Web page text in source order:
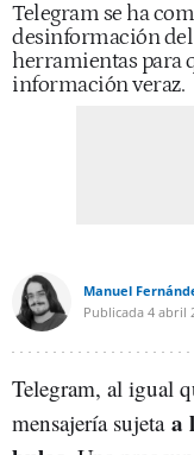
Telegram se ha
desinformación
herramientas para
información veraz.
Manuel
Publicada 4 abril
Telegram, al igual
mensajería sujeta a